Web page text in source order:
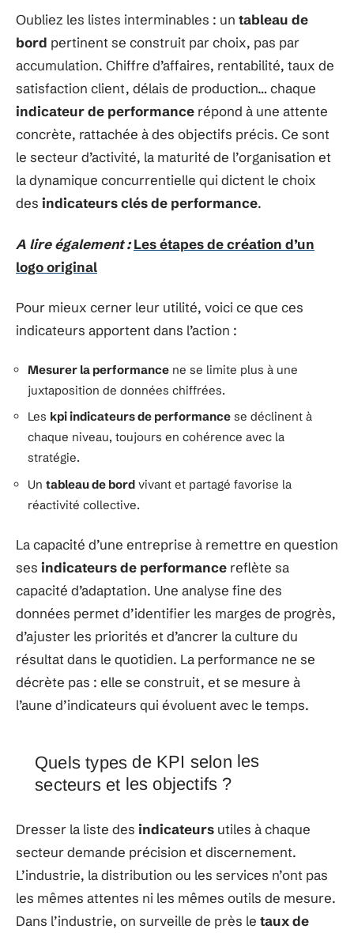
Oubliez les listes interminables : un tableau de
bord pertinent se construit par choix, pas par
accumulation. Chiffre d’affaires, rentabilité, taux de
satisfaction client, délais de production… chaque
indicateur de performance répond à une attente
concrète, rattachée à des objectifs précis. Ce sont
le secteur d’activité, la maturité de l’organisation et
la dynamique concurrentielle qui dictent le choix
des indicateurs clés de performance.
A lire également : Les étapes de création d’un
logo original
Pour mieux cerner leur utilité, voici ce que ces
indicateurs apportent dans l’action :
Mesurer la performance ne se limite plus à une
juxtaposition de données chiffrées.
Les kpi indicateurs de performance se déclinent à
chaque niveau, toujours en cohérence avec la
stratégie.
Un tableau de bord vivant et partagé favorise la
réactivité collective.
La capacité d’une entreprise à remettre en question
ses indicateurs de performance reflète sa
capacité d’adaptation. Une analyse fine des
données permet d’identifier les marges de progrès,
d’ajuster les priorités et d’ancrer la culture du
résultat dans le quotidien. La performance ne se
décrète pas : elle se construit, et se mesure à
l’aune d’indicateurs qui évoluent avec le temps.
Quels types de KPI selon les
secteurs et les objectifs ?
Dresser la liste des indicateurs utiles à chaque
secteur demande précision et discernement.
L’industrie, la distribution ou les services n’ont pas
les mêmes attentes ni les mêmes outils de mesure.
Dans l’industrie, on surveille de près le taux de